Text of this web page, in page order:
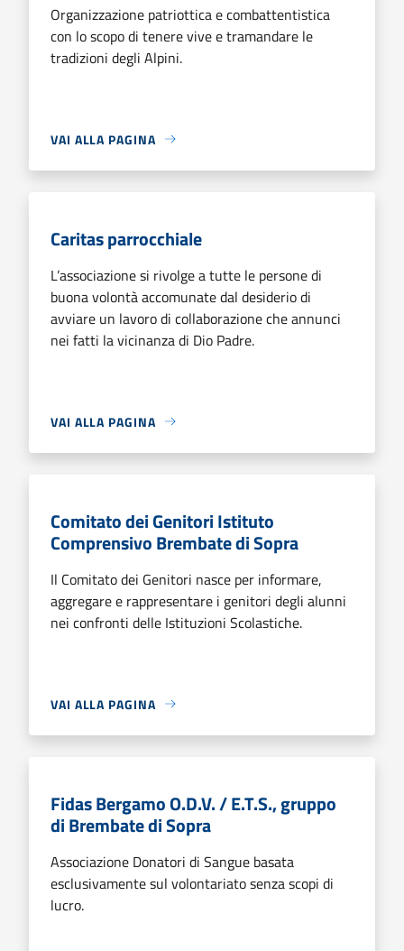
Organizzazione patriottica e combattentistica
con lo scopo di tenere vive e tramandare le
tradizioni degli Alpini.
VAI ALLA PAGINA
Caritas parrocchiale
L’associazione si rivolge a tutte le persone di
buona volontà accomunate dal desiderio di
avviare un lavoro di collaborazione che annunci
nei fatti la vicinanza di Dio Padre.
VAI ALLA PAGINA
Comitato dei Genitori Istituto
Comprensivo Brembate di Sopra
Il Comitato dei Genitori nasce per informare,
aggregare e rappresentare i genitori degli alunni
nei confronti delle Istituzioni Scolastiche.
VAI ALLA PAGINA
Fidas Bergamo O.D.V. / E.T.S., gruppo
di Brembate di Sopra
Associazione Donatori di Sangue basata
esclusivamente sul volontariato senza scopi di
lucro.